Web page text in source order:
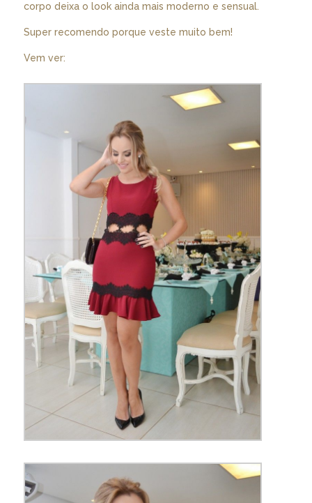
corpo deixa o look ainda mais moderno e sensual.
Super recomendo porque veste muito bem!
Vem ver: